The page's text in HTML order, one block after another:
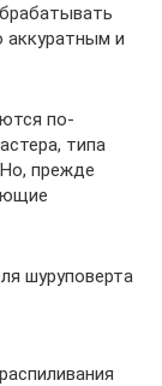
аккуратным и
по-
типа
прежде
шуруповерта